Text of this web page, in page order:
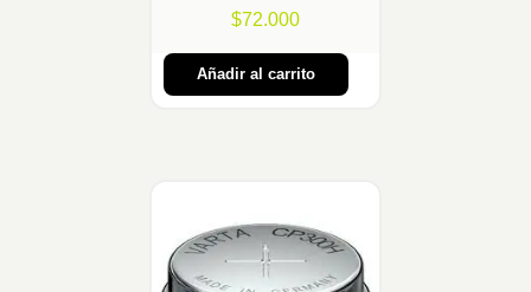
$72.000
Añadir al carrito